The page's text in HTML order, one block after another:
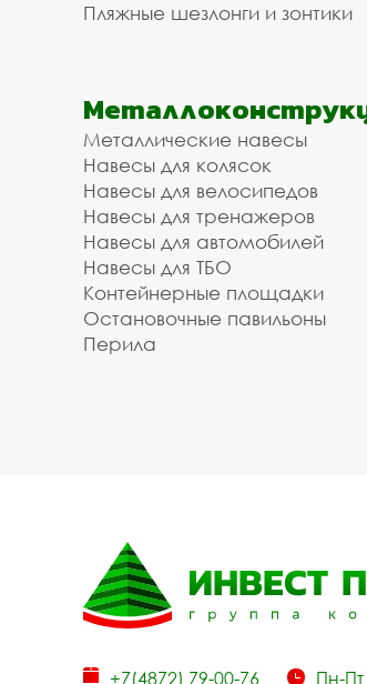
Пляжные шезлонги и зонтики
Металлические навесы
Навесы для колясок
Навесы для велосипедов
Навесы для тренажеров
Навесы для автомобилей
Навесы для ТБО
Контейнерные площадки
Остановочные павильоны
Перила
+7(4872) 79-00-76 Пн-